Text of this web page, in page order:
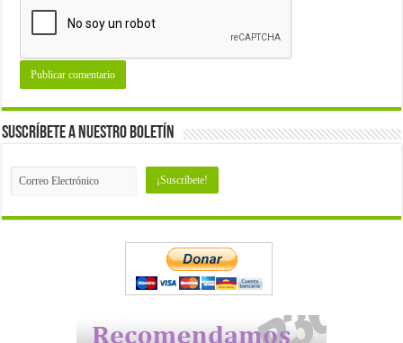
Suscríbete a nuestro Boletín